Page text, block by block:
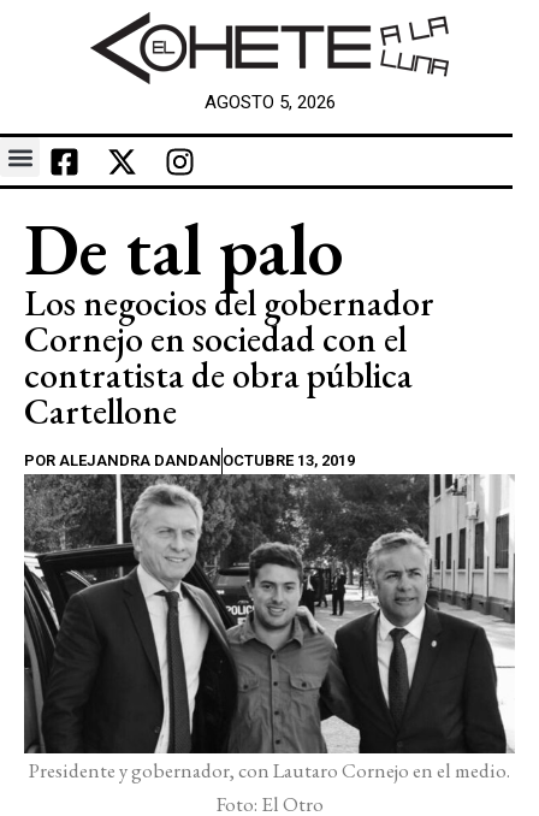
AGOSTO 5, 2026
De tal palo
Los negocios del gobernador
Cornejo en sociedad con el
contratista de obra pública
Cartellone
POR ALEJANDRA DANDAN OCTUBRE 13, 2019
Presidente y gobernador, con Lautaro Cornejo en el medio.
Foto: El Otro